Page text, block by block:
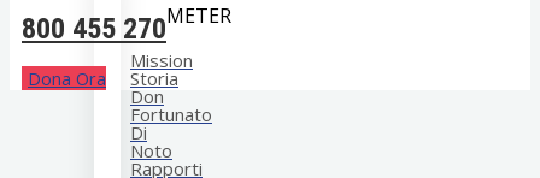
METER
Mission
Storia
Don
Fortunato
Di
Noto
Rapporti
800 455 270
Dona Ora